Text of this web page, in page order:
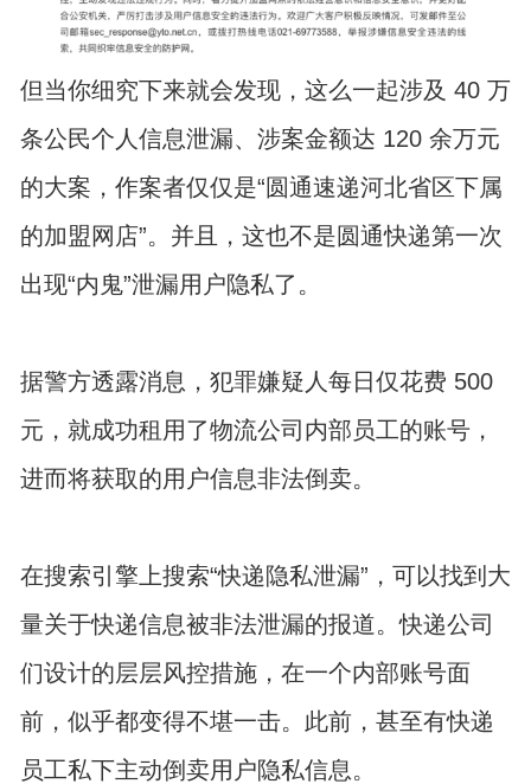
但当你细究下来就会发现，这么一起涉及 40 万
条公民个人信息泄漏、涉案金额达 120 余万元
的大案，作案者仅仅是“圆通速递河北省区下属
的加盟网店”。并且，这也不是圆通快递第一次
出现“内鬼”泄漏用户隐私了。
据警方透露消息，犯罪嫌疑人每日仅花费 500
元，就成功租用了物流公司内部员工的账号，
进而将获取的用户信息非法倒卖。
在搜索引擎上搜索“快递隐私泄漏”，可以找到大
量关于快递信息被非法泄漏的报道。快递公司
们设计的层层风控措施，在一个内部账号面
前，似乎都变得不堪一击。此前，甚至有快递
员工私下主动倒卖用户隐私信息。